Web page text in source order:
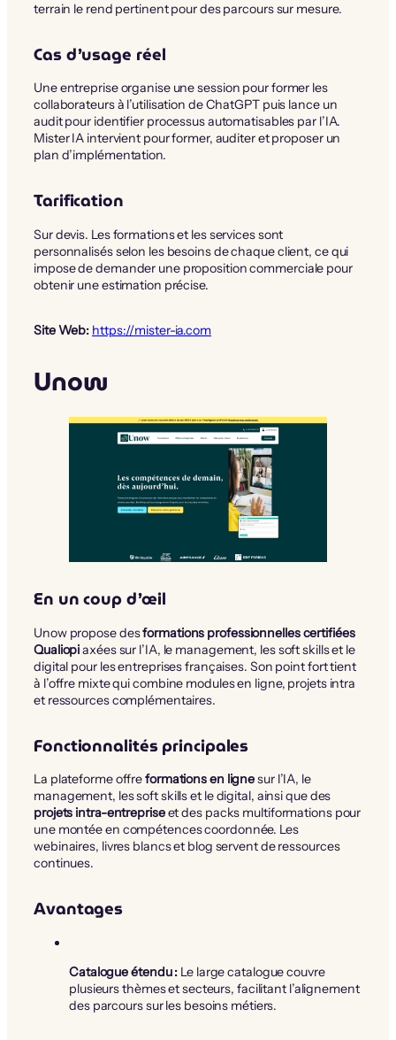
terrain le rend pertinent pour des parcours sur mesure.
Cas d’usage réel
Une entreprise organise une session pour former les
collaborateurs à l’utilisation de ChatGPT puis lance un
audit pour identifier processus automatisables par l’IA.
Mister IA intervient pour former, auditer et proposer un
plan d’implémentation.
Tarification
Sur devis. Les formations et les services sont
personnalisés selon les besoins de chaque client, ce qui
impose de demander une proposition commerciale pour
obtenir une estimation précise.
Site Web: https://mister-ia.com
Unow
En un coup d’œil
Unow propose desformations professionnelles certifiées
Qualiopiaxées sur l’IA, le management, les soft skills et le
digital pour les entreprises françaises. Son point fort tient
à l’offre mixte qui combine modules en ligne, projets intra
et ressources complémentaires.
Fonctionnalités principales
La plateforme offreformations en lignesur l’IA, le
management, les soft skills et le digital, ainsi que des
projets intra-entrepriseet des packs multiformations pour
une montée en compétences coordonnée. Les
webinaires, livres blancs et blog servent de ressources
continues.
Avantages
Catalogue étendu : Le large catalogue couvre
plusieurs thèmes et secteurs, facilitant l’alignement
des parcours sur les besoins métiers.